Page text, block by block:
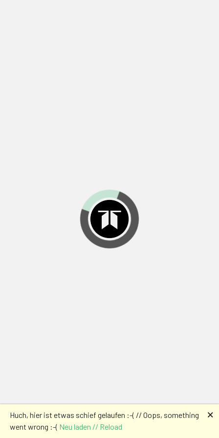
Huch, hier ist etwas schief gelaufen :-( // Oops, something
went wrong :-( Neu laden // Reload
🗙